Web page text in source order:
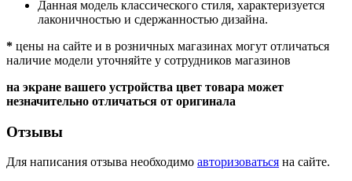
Данная модель классического стиля, характеризуется
лаконичностью и сдержанностью дизайна.
* цены на сайте и в розничных магазинах могут отличаться
наличие модели уточняйте у сотрудников магазинов
на экране вашего устройства цвет товара может
незначительно отличаться от оригинала
Отзывы
Для написания отзыва необходимо авторизоваться на сайте.